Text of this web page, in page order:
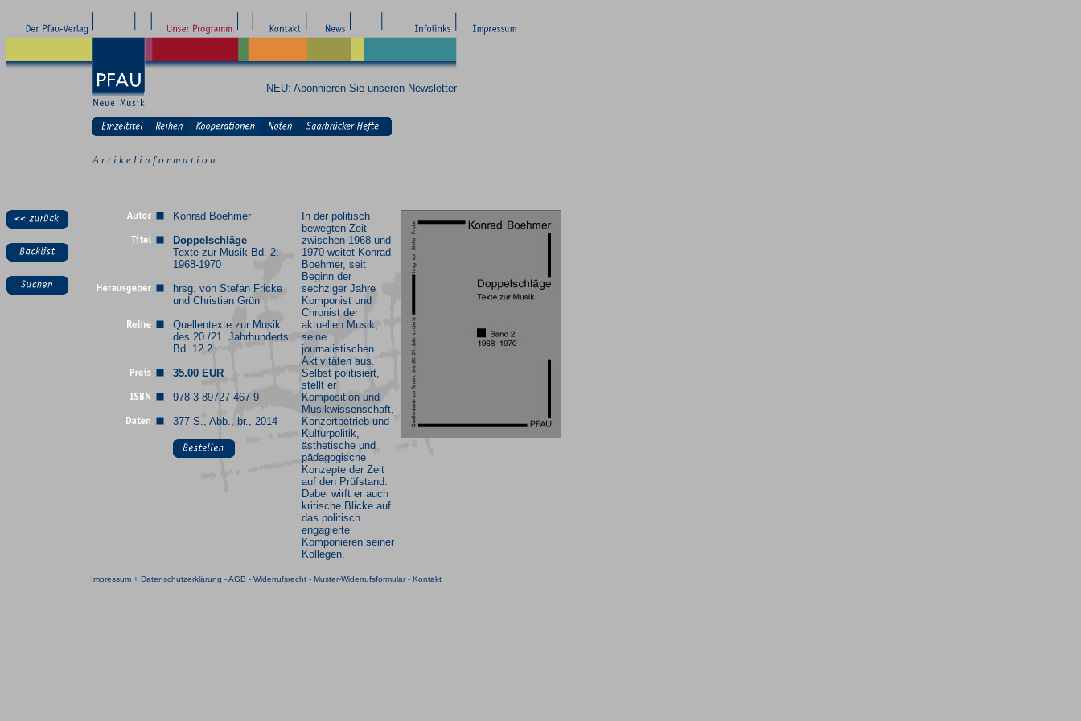
NEU: Abonnieren Sie unseren Newsletter
A r t i k e l i n f o r m a t i o n
Konrad Boehmer
Doppelschläge
Texte zur Musik Bd. 2:
1968-1970
hrsg. von Stefan Fricke
und Christian Grün
Quellentexte zur Musik
des 20./21. Jahrhunderts,
Bd. 12.2
35.00 EUR
978-3-89727-467-9
377 S., Abb., br., 2014
In der politisch
bewegten Zeit
zwischen 1968 und
1970 weitet Konrad
Boehmer, seit
Beginn der
sechziger Jahre
Komponist und
Chronist der
aktuellen Musik,
seine
journalistischen
Aktivitäten aus.
Selbst politisiert,
stellt er
Komposition und
Musikwissenschaft,
Konzertbetrieb und
Kulturpolitik,
ästhetische und
pädagogische
Konzepte der Zeit
auf den Prüfstand.
Dabei wirft er auch
kritische Blicke auf
das politisch
engagierte
Komponieren seiner
Kollegen.
Impressum + Datenschutzerklärung -AGB - Widerrufsrecht - Muster-Widerrufsformular- Kontakt